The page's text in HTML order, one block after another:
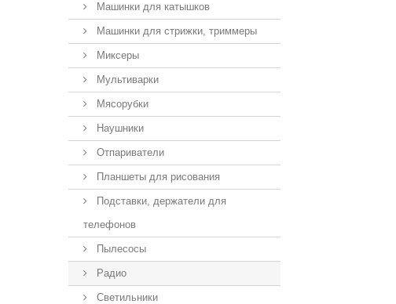
Машинки для катышков
Машинки для стрижки, триммеры
Миксеры
Мультиварки
Мясорубки
Наушники
Отпариватели
Планшеты для рисования
Подставки, держатели для
телефонов
Пылесосы
Радио
Светильники